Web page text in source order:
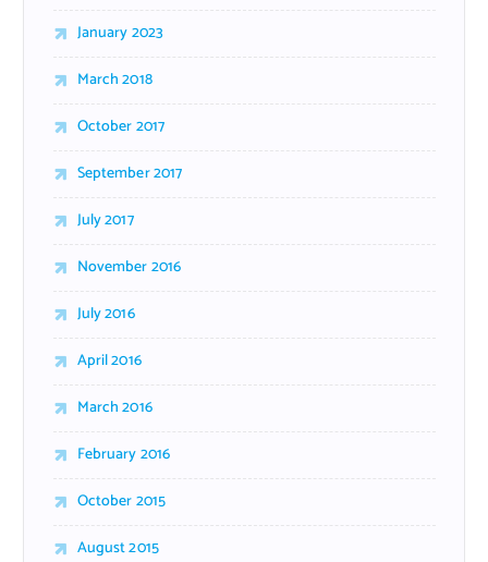
January 2023
March 2018
October 2017
September 2017
July 2017
November 2016
July 2016
April 2016
March 2016
February 2016
October 2015
August 2015